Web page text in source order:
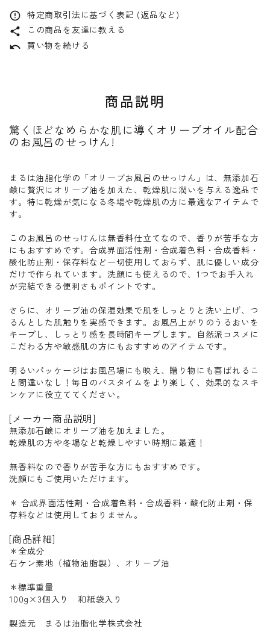
error_outline 特定商取引法に基づく表記 (返品など)
share
この商品を友達に教える
undo 買い物を続ける
商品説明
驚くほどなめらかな肌に導くオリーブオイル配合
のお風呂のせっけん!
まるは油脂化学の「オリーブお風呂のせっけん」は、無添加石
鹸に贅沢にオリーブ油を加えた、乾燥肌に潤いを与える逸品で
す。特に乾燥が気になる冬場や乾燥肌の方に最適なアイテムで
す。
このお風呂のせっけんは無香料仕立てなので、香りが苦手な方
にもおすすめです。合成界面活性剤・合成着色料・合成香料・
酸化防止剤・保存料など一切使用しておらず、肌に優しい成分
だけで作られています。洗顔にも使えるので、1つでお手入れ
が完結できる便利さもポイントです。
さらに、オリーブ油の保湿効果で肌をしっとりと洗い上げ、つ
るんとした肌触りを実感できます。お風呂上がりのうるおいを
キープし、しっとり感を長時間キープします。自然派コスメに
こだわる方や敏感肌の方にもおすすめのアイテムです。
明るいパッケージはお風呂場にも映え、贈り物にも喜ばれるこ
と間違いなし！毎日のバスタイムをより楽しく、効果的なスキ
ンケアに役立ててください。
[メーカー商品説明]
無添加石鹸にオリーブ油を加えました。
乾燥肌の方や冬場など乾燥しやすい時期に最適！
無香料なので香りが苦手な方にもおすすめです。
洗顔にもご使用いただけます。
＊ 合成界面活性剤・合成着色料・合成香料・酸化防止剤・保
存料などは使用しておりません。
[商品詳細]
＊全成分
石ケン素地（植物油脂製）、オリ－ブ油
＊標準重量
100g×3個入り 和紙袋入り
製造元 まるは油脂化学株式会社